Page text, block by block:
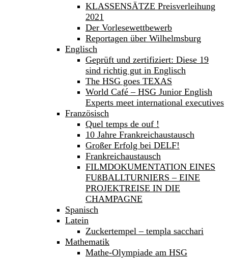
KLASSENSÄTZE Preisverleihung
2021
Der Vorlesewettbewerb
Reportagen über Wilhelmsburg
Englisch
Geprüft und zertifiziert: Diese 19
sind richtig gut in Englisch
The HSG goes TEXAS
World Café – HSG Junior English
Experts meet international executives
Französisch
Quel temps de ouf !
10 Jahre Frankreichaustausch
Großer Erfolg bei DELF!
Frankreichaustausch
FILMDOKUMENTATION EINES
FUßBALLTURNIERS – EINE
PROJEKTREISE IN DIE
CHAMPAGNE
Spanisch
Latein
Zuckertempel – templa sacchari
Mathematik
Mathe-Olympiade am HSG